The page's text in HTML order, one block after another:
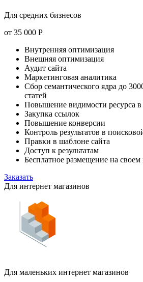
Для средних бизнесов
от 35 000 Р
Внутренняя оптимизация
Внешняя оптимизация
Аудит сайта
Маркетинговая аналитика
Сбор семантического ядра до
статей
Повышение видимости ресурса в
Закупка ссылок
Повышение конверсии
Контроль результатов в
Правки в шаблоне сайта
Доступ к результатам
Бесплатное размещение на своем
Заказать
Для интернет магазинов
Для маленьких интернет магазинов